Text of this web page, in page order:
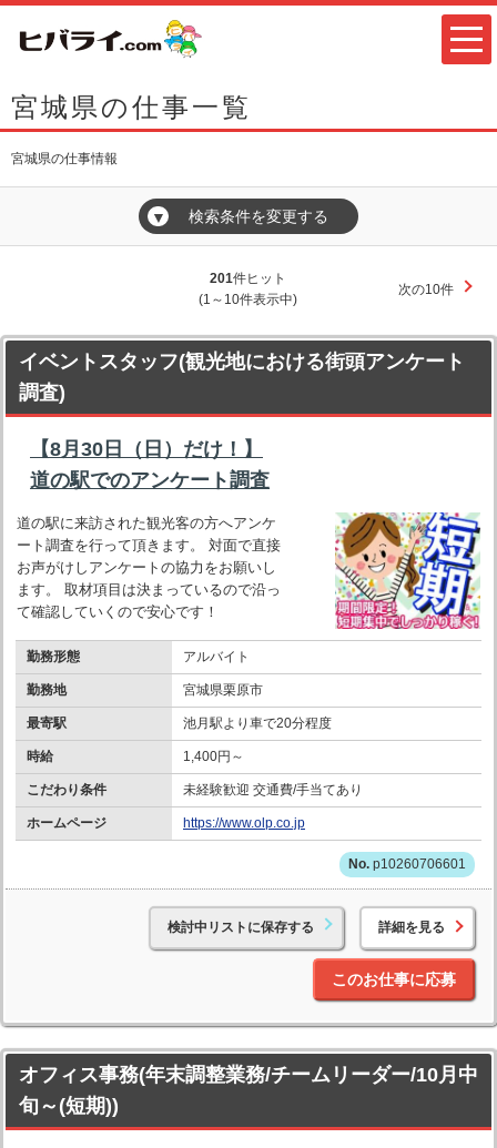
宮城県の仕事一覧
宮城県の仕事情報
▼ 検索条件を変更する
201件ヒット
(1～10件表示中)
次の10件
イベントスタッフ(観光地における街頭アンケート
調査)
【8月30日（日）だけ！】
道の駅でのアンケート調査
道の駅に来訪された観光客の方へアンケ
ート調査を行って頂きます。 対面で直接
お声がけしアンケートの協力をお願いし
ます。 取材項目は決まっているので沿っ
て確認していくので安心です！
勤務形態 アルバイト
勤務地 宮城県栗原市
最寄駅 池月駅より車で20分程度
時給 1,400円～
こだわり条件 未経験歓迎 交通費/手当てあり
ホームページ https://www.olp.co.jp
p10260706601
検討中リストに保存する 詳細を見る
このお仕事に応募
オフィス事務(年末調整業務/チームリーダー/10月中
旬～(短期))